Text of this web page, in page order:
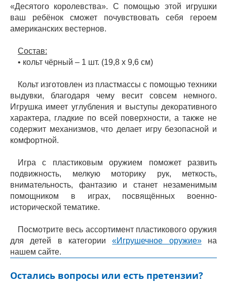
«Десятого королевства». С помощью этой игрушки
ваш ребёнок сможет почувствовать себя героем
американских вестернов.
Состав:
• кольт чёрный – 1 шт. (19,8 х 9,6 см)
Кольт изготовлен из пластмассы с помощью техники
выдувки, благодаря чему весит совсем немного.
Игрушка имеет углубления и выступы декоративного
характера, гладкие по всей поверхности, а также не
содержит механизмов, что делает игру безопасной и
комфортной.
Игра с пластиковым оружием поможет развить
подвижность, мелкую моторику рук, меткость,
внимательность, фантазию и станет незаменимым
помощником в играх, посвящённых военно-
исторической тематике.
Посмотрите весь ассортимент пластикового оружия
для детей в категории«Игрушечное оружие»на
нашем сайте.
Остались вопросы или есть претензии?